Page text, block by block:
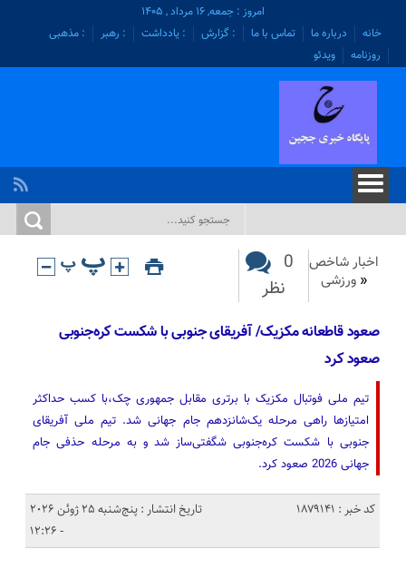
امروز : جمعه, ۱۶ مرداد , ۱۴۰۵
خانه
درباره ما تماس با ما : گزارش : یادداشت : رهبر
: مذهبی
روزنامه
ویدئو
اخبار شاخص
« ورزشی
0
نظر
صعود قاطعانه مکزیک/ آفریقای جنوبی با شکست کره‌جنوبی
صعود کرد
تیم ملی فوتبال مکزیک با برتری مقابل جمهوری چک،با کسب حداکثر
امتیازها راهی مرحله یک‌شانزدهم جام جهانی شد. تیم ملی آفریقای
جنوبی با شکست کره‌جنوبی شگفتی‌ساز شد و به مرحله حذفی جام
جهانی 2026 صعود کرد.
کد خبر : 1879141
تاریخ انتشار : پنج‌شنبه 25 ژوئن 2026
- 12:26